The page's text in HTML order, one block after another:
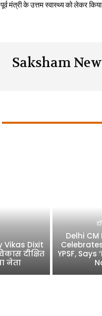
मंत्री के उत्तम स्वास्थ्य को लेकर किया
Saksham
Vikas Dixit
दीक्षित
नेता
Delhi
YPSF, Says